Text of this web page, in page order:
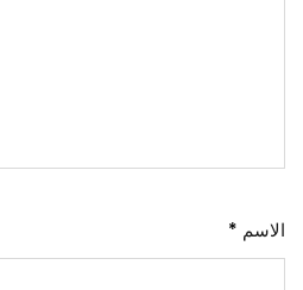
الاسم *